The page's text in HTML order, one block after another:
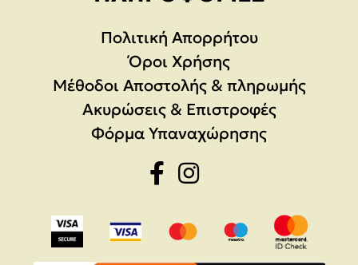
Πολιτική Απορρήτου
Όροι Χρήσης
Μέθοδοι Αποστολής & πληρωμής
Ακυρώσεις & Επιστροφές
Φόρμα Υπαναχώρησης